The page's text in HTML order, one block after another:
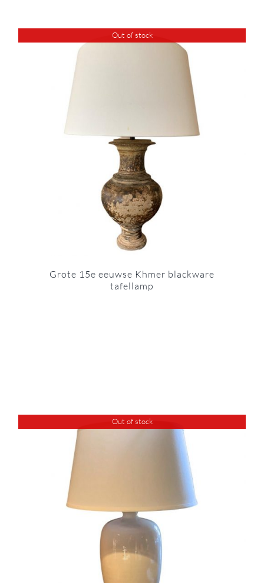
Out of stock
Grote 15e eeuwse Khmer blackware
tafellamp
Out of stock